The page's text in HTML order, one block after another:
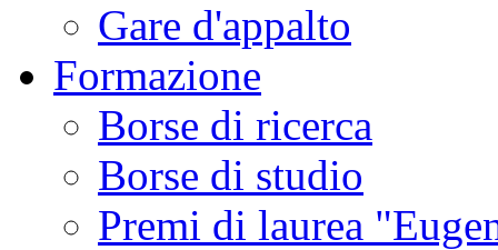
Gare d'appalto
Formazione
Borse di ricerca
Borse di studio
Premi di laurea